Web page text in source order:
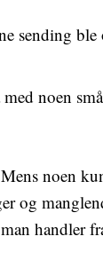
sending
noen
noen
og
handler